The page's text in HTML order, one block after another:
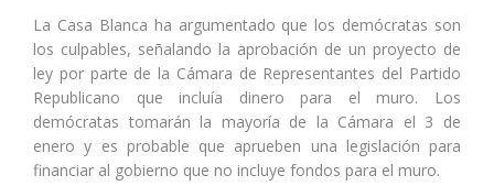
La Casa Blanca ha argumentado que los demócratas son
los culpables, señalando la aprobación de un proyecto de
ley por parte de la Cámara de Representantes del Partido
Republicano que incluía dinero para el muro. Los
demócratas tomarán la mayoría de la Cámara el 3 de
enero y es probable que aprueben una legislación para
financiar al gobierno que no incluye fondos para el muro.